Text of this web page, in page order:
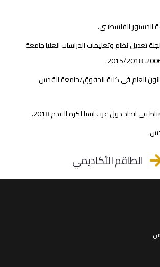
الدستور الفلسطيني.
تعديل نظام وتعليمات الدراسات العليا جامعة
العام في كلية الحقوق/جامعة القدس
في اتحاد دول غرب اسيا لكرة القدم 2018.
الطاقم الأكاديمي